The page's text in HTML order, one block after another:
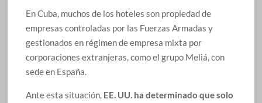
En Cuba, muchos de los hoteles son propiedad de
empresas controladas por las Fuerzas Armadas y
gestionados en régimen de empresa mixta por
corporaciones extranjeras, como el grupo Meliá, con
sede en España.
Ante esta situación, EE. UU. ha determinado que solo